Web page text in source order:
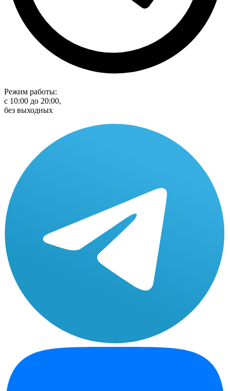
Режим работы:
с 10:00 до 20:00,
без выходных